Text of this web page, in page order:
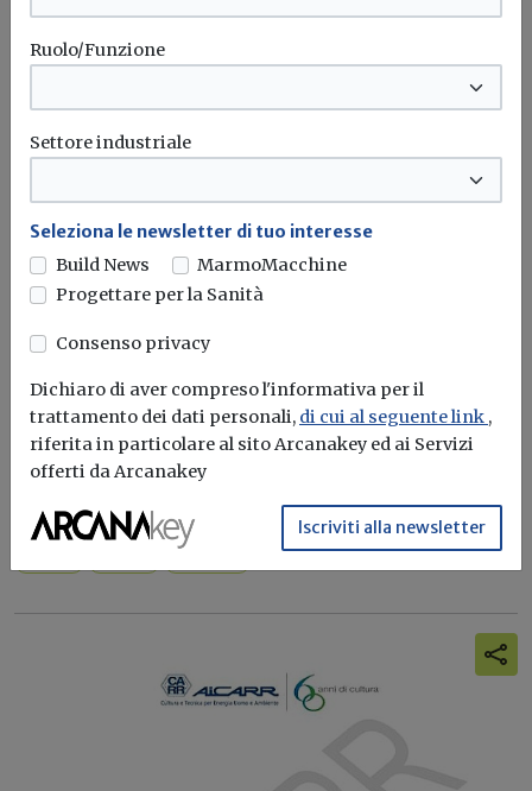
Covid-19, firmato il nuovo Dpcm (IL
TESTO). Le misure per lo svolgimento
in sicurezza delle attività nei cantieri
Redazione Build News
Le attività sono tenute a rispettare i contenuti del
protocollo condiviso di...
Ruolo/Funzione
Settore industriale
Seleziona le newsletter di tuo interesse
Build News
MarmoMacchine
Progettare per la Sanità
Consenso privacy
Dichiaro di aver compreso l'informativa per il
trattamento dei dati personali, di cui al seguente link ,
riferita in particolare al sito Arcanakey ed ai Servizi
offerti da Arcanakey
Iscriviti alla newsletter